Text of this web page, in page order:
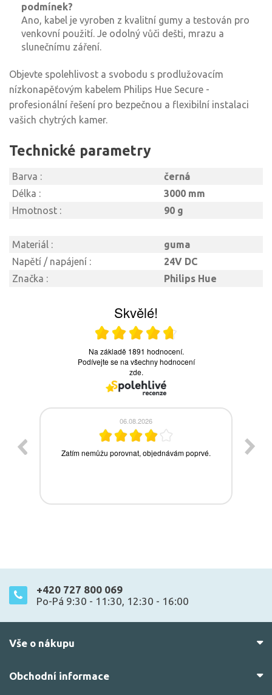
podmínek?
Ano, kabel je vyroben z kvalitní gumy a testován pro
venkovní použití. Je odolný vůči dešti, mrazu a
slunečnímu záření.
Objevte spolehlivost a svobodu s prodlužovacím
nízkonapěťovým kabelem Philips Hue Secure -
profesionální řešení pro bezpečnou a flexibilní instalaci
vašich chytrých kamer.
Technické parametry
Barva :
černá
Délka :
3000 mm
Hmotnost :
90 g
Materiál :
guma
Napětí / napájení :
24V DC
Značka :
Philips Hue
+420 727 800 069
Po-Pá 9:30 - 11:30, 12:30 - 16:00
Vše o nákupu
Obchodní informace